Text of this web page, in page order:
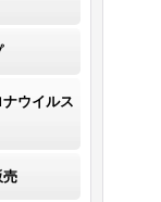
ウイルス
売